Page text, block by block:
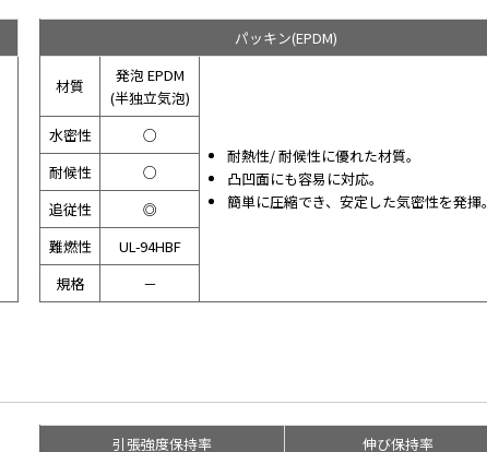
パッキン(EPDM)
材質
発泡 EPDM
(半独立気泡)
耐熱性/ 耐候性に優れた材質。
凸凹面にも容易に対応。
簡単に圧縮でき、安定した気密性を発揮。
水密性
○
耐候性
○
追従性
◎
難燃性
UL-94HBF
規格
－
引張強度保持率
伸び保持率